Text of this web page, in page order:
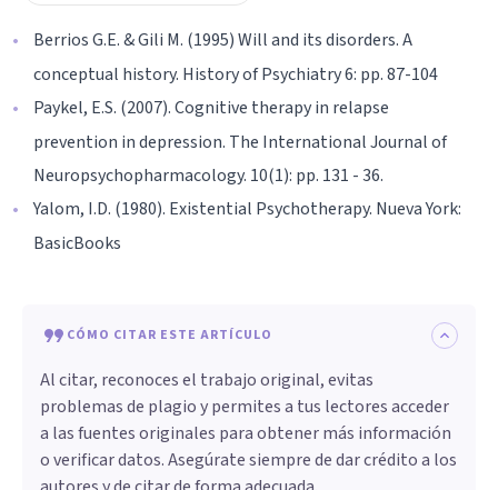
Berrios G.E. & Gili M. (1995) Will and its disorders. A
conceptual history. History of Psychiatry 6: pp. 87-104
Paykel, E.S. (2007). Cognitive therapy in relapse
prevention in depression. The International Journal of
Neuropsychopharmacology. 10(1): pp. 131 - 36.
Yalom, I.D. (1980). Existential Psychotherapy. Nueva York:
BasicBooks
CÓMO CITAR ESTE ARTÍCULO
Al citar, reconoces el trabajo original, evitas
problemas de plagio y permites a tus lectores acceder
a las fuentes originales para obtener más información
o verificar datos. Asegúrate siempre de dar crédito a los